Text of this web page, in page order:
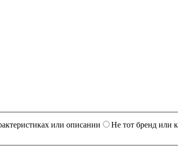
или описании Не тот бренд или